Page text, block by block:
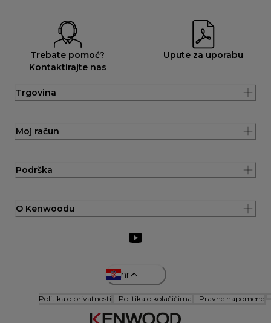
Trebate pomoć?
Kontaktirajte nas
Upute za uporabu
Trgovina
Moj račun
Podrška
O Kenwoodu
hr
Politika o privatnosti Politika o kolačićima Pravne napomene